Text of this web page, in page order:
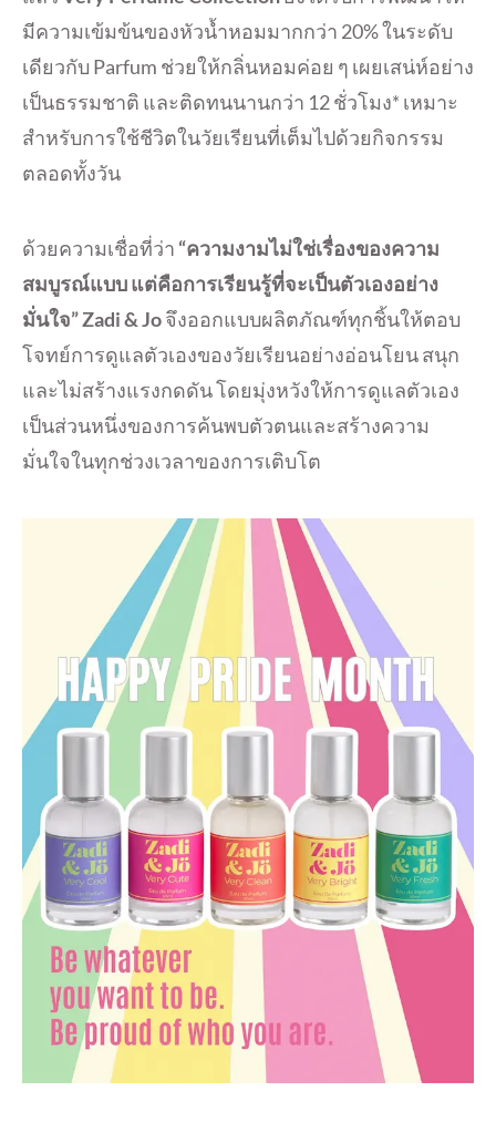
มีความเข้มข้นของหัวน้ำหอมมากกว่า 20% ในระดับ
เดียวกับ Parfum ช่วยให้กลิ่นหอมค่อย ๆ เผยเสน่ห์อย่าง
เป็นธรรมชาติ และติดทนนานกว่า 12 ชั่วโมง* เหมาะ
สำหรับการใช้ชีวิตในวัยเรียนที่เต็มไปด้วยกิจกรรม
ตลอดทั้งวัน
ด้วยความเชื่อที่ว่า “ความงามไม่ใช่เรื่องของความ
สมบูรณ์แบบ แต่คือการเรียนรู้ที่จะเป็นตัวเองอย่าง
มั่นใจ” Zadi & Joจึงออกแบบผลิตภัณฑ์ทุกชิ้นให้ตอบ
โจทย์การดูแลตัวเองของวัยเรียนอย่างอ่อนโยน สนุก
และไม่สร้างแรงกดดัน โดยมุ่งหวังให้การดูแลตัวเอง
เป็นส่วนหนึ่งของการค้นพบตัวตนและสร้างความ
มั่นใจในทุกช่วงเวลาของการเติบโต